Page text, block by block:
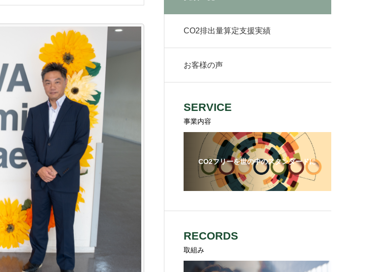
TCFD・CDP・SBT 支援
〜気候変動に関する情報開示等の支
援～
CO2削減ソリューション
CO2排出量算定支援実績
お客様の声
SERVICE
事業内容
CO2フリーを世の中のスタンダードに
RECORDS
取組み